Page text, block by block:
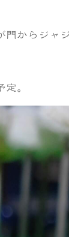
からジャ
。